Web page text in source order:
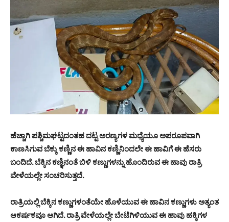
ಹೆಚ್ಚಾಗಿ ಪಶ್ಚಿಮಘಟ್ಟದಂತಹ ದಟ್ಟ ಅರಣ್ಯಗಳ ಮಧ್ಯೆಯೂ ಅಪರೂಪವಾಗಿ
ಕಾಣಸಿಗುವ ಬೆಕ್ಕು ಕಣ್ಣಿನ ಈ ಹಾವಿನ ಕಣ್ಣಿನಿಂದಲೇ ಈ ಹಾವಿಗೆ ಈ ಹೆಸರು
ಬಂದಿದೆ. ಬೆಕ್ಕಿನ ಕಣ್ಞಿನಂತೆ ಬಿಳಿ ಕಣ್ಣುಗಳನ್ನು ಹೊಂದಿರುವ ಈ ಹಾವು ರಾತ್ರಿ
ವೇಳೆಯಲ್ಲೇ ಸಂಚರಿಸುತ್ತದೆ.
ರಾತ್ರಿಯಲ್ಲಿ ಬೆಕ್ಕಿನ ಕಣ್ಣುಗಳಂತೆಯೇ ಹೊಳೆಯುವ ಈ ಹಾವಿನ ಕಣ್ಣುಗಳು ಅತ್ಯಂತ
ಆಕರ್ಷಕವೂ ಆಗಿದೆ. ರಾತ್ರಿ ವೇಳೆಯಲ್ಲೇ ಬೇಟೆಗಿಳಿಯುವ ಈ ಹಾವು ಹಕ್ಕಿಗಳ